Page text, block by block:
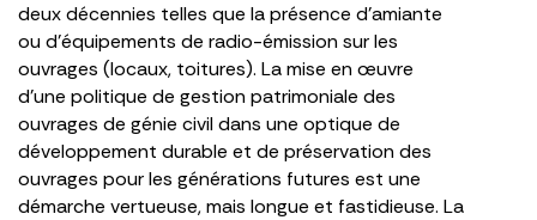
deux décennies telles que la présence d’amiante
ou d’équipements de radio-émission sur les
ouvrages (locaux, toitures). La mise en œuvre
d’une politique de gestion patrimoniale des
ouvrages de génie civil dans une optique de
développement durable et de préservation des
ouvrages pour les générations futures est une
démarche vertueuse, mais longue et fastidieuse. La